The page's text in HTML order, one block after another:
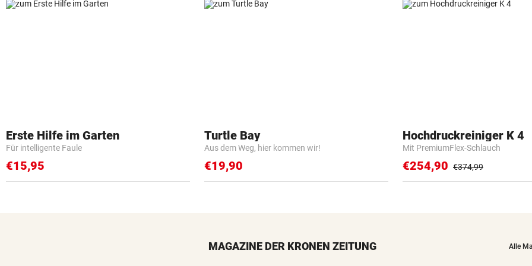
Erste Hilfe im Garten
Für intelligente Faule
€15,95
Turtle Bay
Aus dem Weg, hier kommen wir!
€19,90
Hochdruckreiniger K 4
Mit PremiumFlex-Schlauch
€254,90 €374,99
MAGAZINE DER KRONEN ZEITUNG Alle